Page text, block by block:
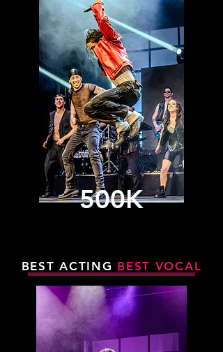
500K
BEST ACTING BEST VOCAL